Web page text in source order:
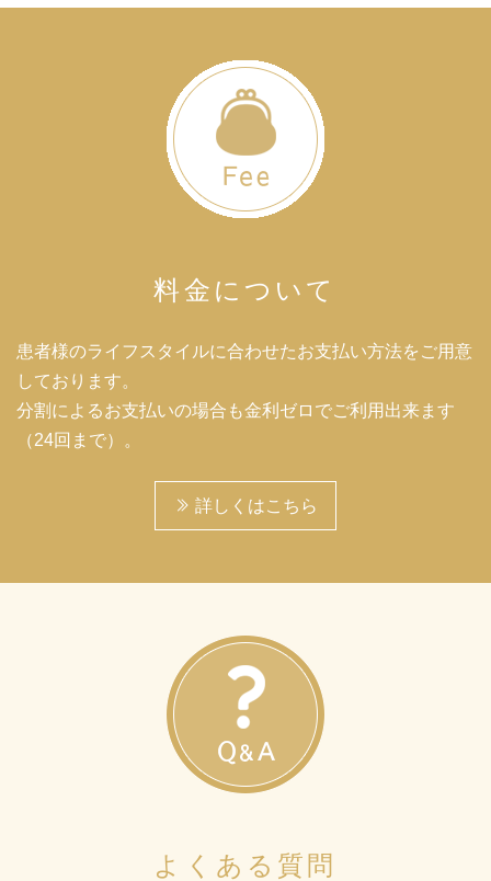
料金について
患者様のライフスタイルに合わせたお支払い方法を ご用意
しております。
分割によるお支払いの場合も金利ゼロでご利用出来ます
（24回まで）。
詳しくはこちら
よくある質問